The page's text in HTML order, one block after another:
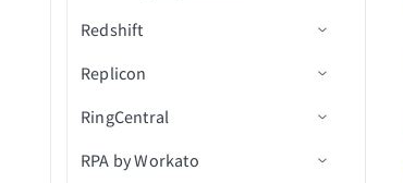
Upsert（バッチ）
オブジェクトのアップサー
（batch）
新規カスタムレコードをエ
をエクスポート
切れにする
ユーザーに割り当てられた
ステータスを取得
レコードを取得
ョンワークフローステップ
時間クエリを実行
新規レコード（リアルタイ
アルタイム）
レコードの作成
レコードの更新
レコードの削除
レコードの検索
QuickBooksトリガー
アクション
QuickBooksアクション
営利版と非営利版で異なるラ
ウォークスルー
トリガー
新規関数呼び出し
アクション
レシピ関数を非同期に呼び
コネクション設定
トリガー
アカウントが接続されまし
アクション
アカウントの詳細を取得
Redshift
コネクション設定
トリガー
新規行
アクション
Replicon
コネクション設定
トリガー
RingCentral
コネクション設定
RPA by Workato